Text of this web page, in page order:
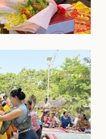
thế Phật giáo